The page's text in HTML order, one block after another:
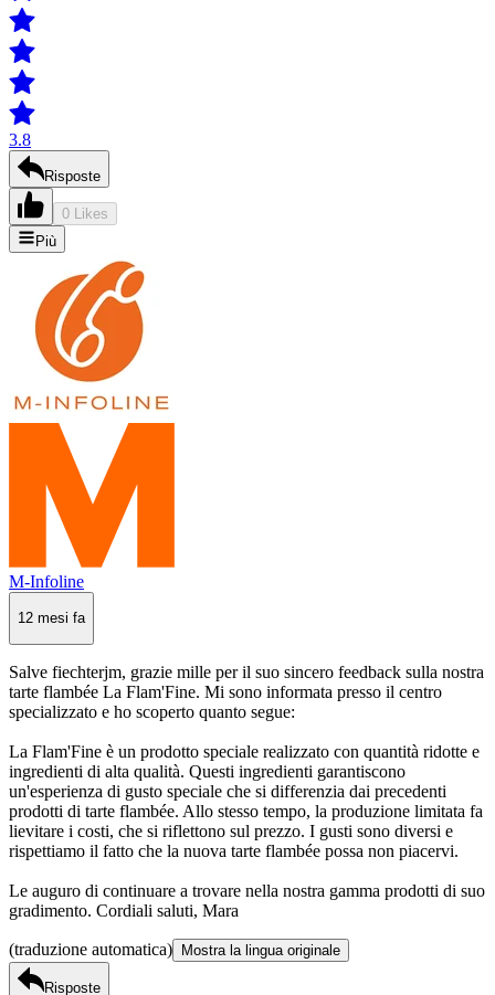
3.8
Risposte
0 Likes
Più
M-Infoline
12 mesi fa
Salve fiechterjm, grazie mille per il suo sincero feedback sulla nostra
tarte flambée La Flam'Fine. Mi sono informata presso il centro
specializzato e ho scoperto quanto segue:
La Flam'Fine è un prodotto speciale realizzato con quantità ridotte e
ingredienti di alta qualità. Questi ingredienti garantiscono
un'esperienza di gusto speciale che si differenzia dai precedenti
prodotti di tarte flambée. Allo stesso tempo, la produzione limitata fa
lievitare i costi, che si riflettono sul prezzo. I gusti sono diversi e
rispettiamo il fatto che la nuova tarte flambée possa non piacervi.
Le auguro di continuare a trovare nella nostra gamma prodotti di suo
gradimento. Cordiali saluti, Mara
(traduzione automatica) Mostra la lingua originale
Risposte